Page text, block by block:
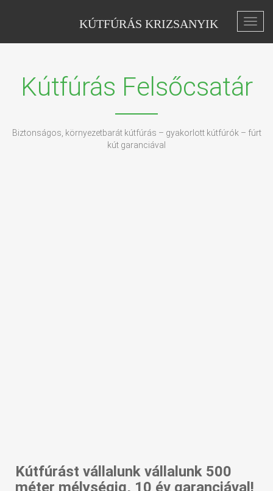
KÚTFÚRÁS KRIZSANYIK
Kútfúrás Felsőcsatár
Biztonságos, környezetbarát kútfúrás – gyakorlott kútfúrók – fúrt
kút garanciával
Kútfúrást vállalunk vállalunk 500
méter mélységig, 10 év garanciával!